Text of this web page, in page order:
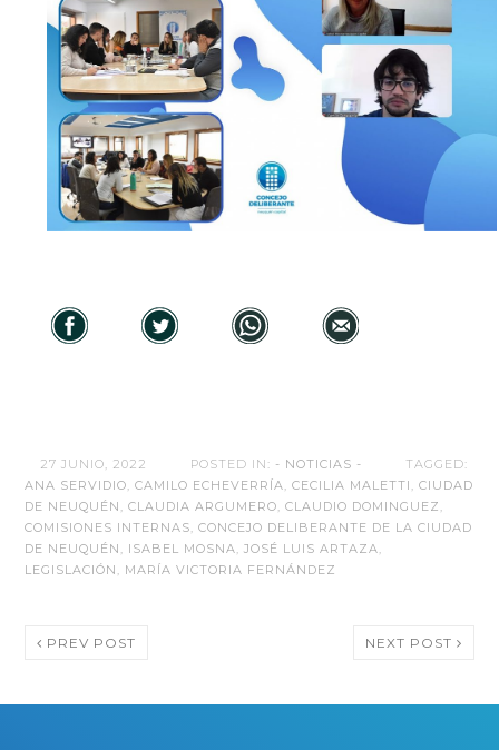
27 JUNIO, 2022 POSTED IN: - NOTICIAS -
TAGGED:
ANA SERVIDIO,CAMILO ECHEVERRÍA,CECILIA MALETTI ,CIUDAD
DE NEUQUÉN ,CLAUDIA ARGUMERO,CLAUDIO DOMINGUEZ ,
COMISIONES INTERNAS,CONCEJO DELIBERANTE DE LA CIUDAD
DE NEUQUÉN , ISABEL MOSNA,JOSÉ LUIS ARTAZA,
LEGISLACIÓN , MARÍA VICTORIA FERNÁNDEZ
PREV POST NEXT POST